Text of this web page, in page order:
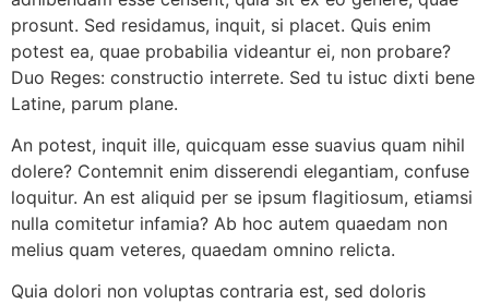
prosunt. Sed residamus, inquit, si placet. Quis enim
potest ea, quae probabilia videantur ei, non probare?
Duo Reges: constructio interrete. Sed tu istuc dixti bene
Latine, parum plane.
An potest, inquit ille, quicquam esse suavius quam nihil
dolere? Contemnit enim disserendi elegantiam, confuse
loquitur. An est aliquid per se ipsum flagitiosum, etiamsi
nulla comitetur infamia? Ab hoc autem quaedam non
melius quam veteres, quaedam omnino relicta.
Quia dolori non voluptas contraria est, sed doloris